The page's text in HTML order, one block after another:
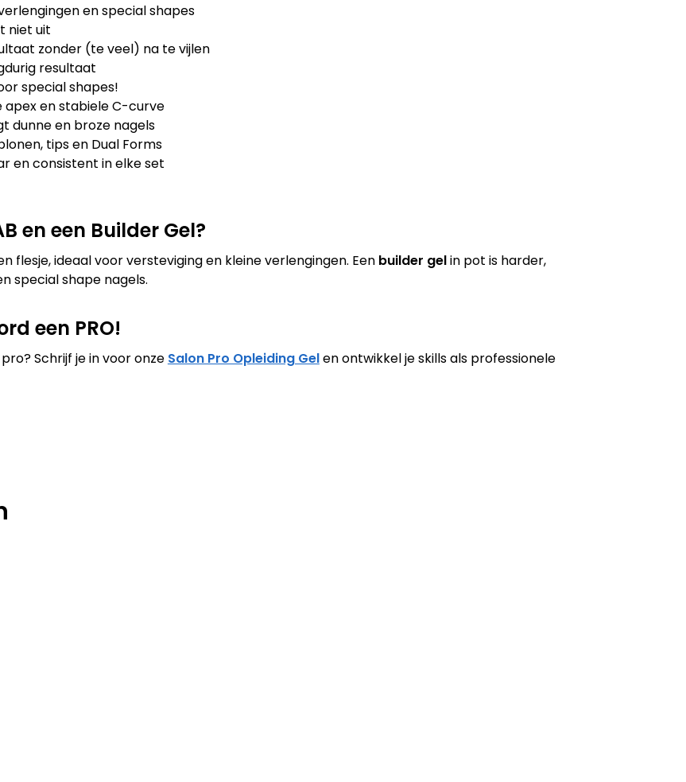
en special shapes
niet uit
zonder (te veel) na te vijlen
resultaat
special shapes!
apex en stabiele C-curve
dunne en broze nagels
tips en Dual Forms
en consistent in elke set
en een Builder Gel?
flesje, ideaal voor versteviging en kleine verlengingen. Een builder gelin pot is harder,
special shape nagels.
een PRO!
Schrijf je in voor onze Salon Pro Opleiding Gelen ontwikkel je skills als professionele